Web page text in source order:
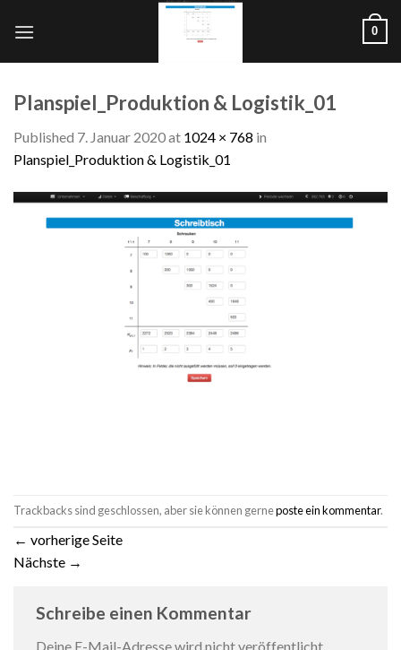
0
Planspiel_Produktion & Logistik_01
Published 7. Januar 2020at 1024 × 768 in
Planspiel_Produktion & Logistik_01
Trackbacks sind geschlossen, aber sie können gerneposte ein kommentar.
← vorherige Seite
Nächste →
Schreibe einen Kommentar
Deine E-Mail-Adresse wird nicht veröffentlicht.